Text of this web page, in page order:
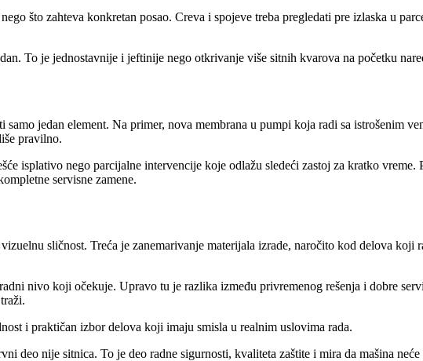
što zahteva konkretan posao. Creva i spojeve treba pregledati pre izlaska u
To je jednostavnije i jeftinije nego otkrivanje više sitnih kvarova na početku
jedan element. Na primer, nova membrana u pumpi koja radi sa istrošenim
pravilno.
isplativo nego parcijalne intervencije koje odlažu sledeći zastoj za kratko vreme.
servisne zamene.
sličnost. Treća je zanemarivanje materijala izrade, naročito kod delova koji
nivo koji očekuje. Upravo tu je razlika između privremenog rešenja i dobre
i praktičan izbor delova koji imaju smisla u realnim uslovima rada.
deo nije sitnica. To je deo radne sigurnosti, kvaliteta zaštite i mira da mašina